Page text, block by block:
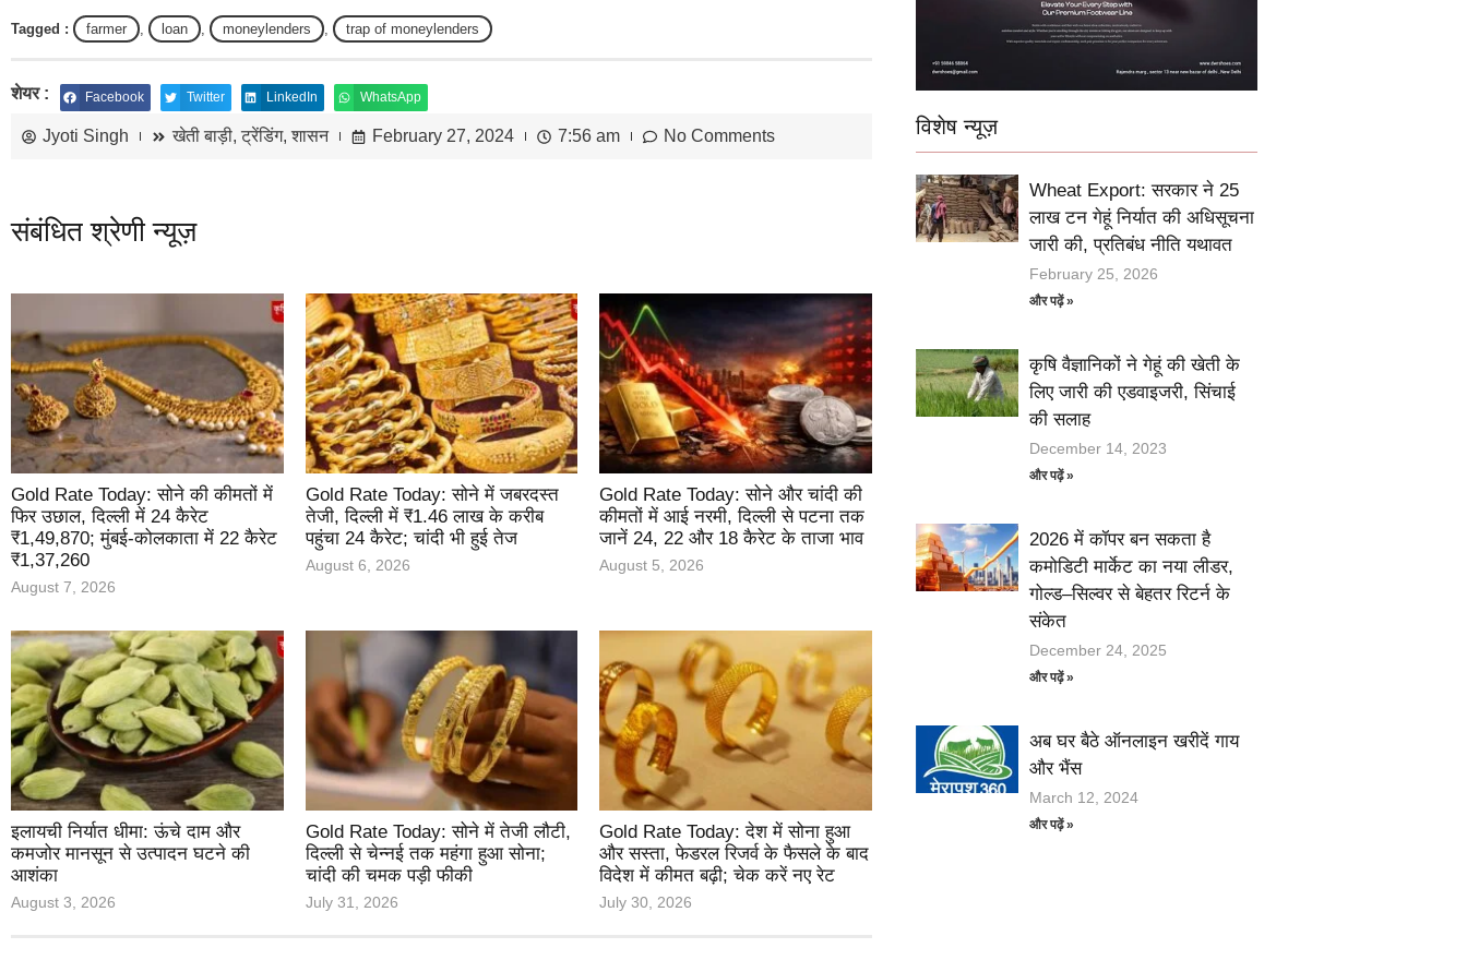
Tagged : farmer , loan , moneylenders , trap of moneylenders
शेयर : Facebook Twitter LinkedIn WhatsApp
Jyoti Singh खेती बाड़ी,ट्रेंडिंग,शासन February 27, 2024 7:56 am No Comments
संबंधित श्रेणी न्यूज़
Gold Rate Today: सोने की कीमतों में
फिर उछाल, दिल्ली में 24 कैरेट
₹1,49,870; मुंबई-कोलकाता में 22 कैरेट
₹1,37,260
August 7, 2026
Gold Rate Today: सोने में जबरदस्त
तेजी, दिल्ली में ₹1.46 लाख के करीब
पहुंचा 24 कैरेट; चांदी भी हुई तेज
August 6, 2026
Gold Rate Today: सोने और चांदी की
कीमतों में आई नरमी, दिल्ली से पटना तक
जानें 24, 22 और 18 कैरेट के ताजा भाव
August 5, 2026
इलायची निर्यात धीमा: ऊंचे दाम और
कमजोर मानसून से उत्पादन घटने की
आशंका
August 3, 2026
Gold Rate Today: सोने में तेजी लौटी,
दिल्ली से चेन्नई तक महंगा हुआ सोना;
चांदी की चमक पड़ी फीकी
July 31, 2026
Gold Rate Today: देश में सोना हुआ
और सस्ता, फेडरल रिजर्व के फैसले के बाद
विदेश में कीमत बढ़ी; चेक करें नए रेट
July 30, 2026
विशेष न्यूज़
Wheat Export: सरकार ने 25
लाख टन गेहूं निर्यात की अधिसूचना
जारी की, प्रतिबंध नीति यथावत
February 25, 2026
और पढ़ें »
कृषि वैज्ञानिकों ने गेहूं की खेती के
लिए जारी की एडवाइजरी, सिंचाई
की सलाह
December 14, 2023
और पढ़ें »
2026 में कॉपर बन सकता है
कमोडिटी मार्केट का नया लीडर,
गोल्ड–सिल्वर से बेहतर रिटर्न के
संकेत
December 24, 2025
और पढ़ें »
अब घर बैठे ऑनलाइन खरीदें गाय
और भैंस
March 12, 2024
और पढ़ें »